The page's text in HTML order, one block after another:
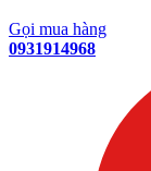
Gọi mua hàng
0931914968